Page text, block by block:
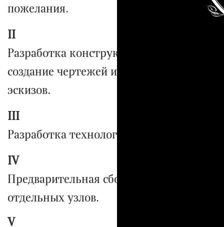
пожелания.
II
Разработка конструкторских моделей,
создание чертежей и художественных
эскизов.
III
Разработка технологии производства.
IV
Предварительная сборка с обработкой
отдельных узлов.
V